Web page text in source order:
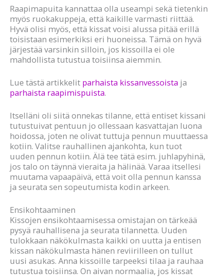
Raapimapuita kannattaa olla useampi sekä tietenkin
myös ruokakuppeja, että kaikille varmasti riittää.
Hyvä olisi myös, että kissat voisi alussa pitää erillä
toisistaan esimerkiksi eri huoneissa. Tämä on hyvä
järjestää varsinkin silloin, jos kissoilla ei ole
mahdollista tutustua toisiinsa aiemmin.
Lue tästä artikkelit parhaista kissanvessoista ja
parhaista raapimispuista.
Itselläni oli siitä onnekas tilanne, että entiset kissani
tutustuivat pentuun jo ollessaan kasvattajan luona
hoidossa, joten ne olivat tuttuja pennun muuttaessa
kotiin. Valitse rauhallinen ajankohta, kun tuot
uuden pennun kotiin. Älä tee tätä esim. juhlapyhinä,
jos talo on täynnä vieraita ja hälinää. Varaa itsellesi
muutama vapaapäivä, että voit olla pennun kanssa
ja seurata sen sopeutumista kodin arkeen.
Ensikohtaaminen
Kissojen ensikohtaamisessa omistajan on tärkeää
pysyä rauhallisena ja seurata tilannetta. Uuden
tulokkaan näkökulmasta kaikki on uutta ja entisen
kissan näkökulmasta hänen reviirilleen on tullut
uusi asukas. Anna kissoille tarpeeksi tilaa ja rauhaa
tutustua toisiinsa. On aivan normaalia, jos kissat